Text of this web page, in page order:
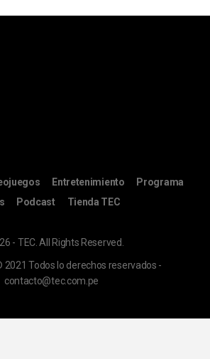
Entretenimiento
Programa
Podcast Tienda TEC
- TEC. All Rights Reserved.
Todos lo derechos reservados -
contacto@tec.com.pe